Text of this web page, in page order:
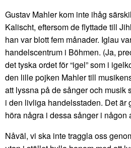
Gustav Mahler kom inte ihåg
Kalischt, eftersom de flyttade till
han var blott fem månader. Iglau
handelscentrum i Böhmen. (Ja,
det tyska ordet för “igel” som i
den lille pojken Mahler till
att lyssna på de sånger och musik
i den livliga handelsstaden. Det är
höra några i dessa sånger i någon
Nåväl, vi ska inte traggla oss